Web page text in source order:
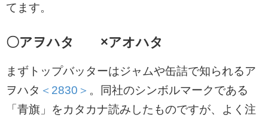
てます。
〇アヲハタ ×アオハタ
まずトップバッターはジャムや缶詰で知られるア
ヲハタ ＜2830＞ 。同社のシンボルマークである
「青旗」をカタカナ読みしたものですが、よく注